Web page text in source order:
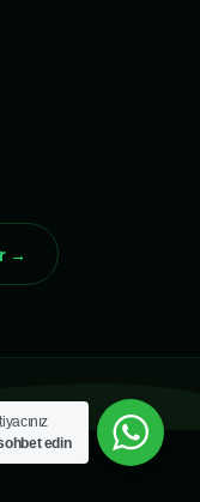
→
edin